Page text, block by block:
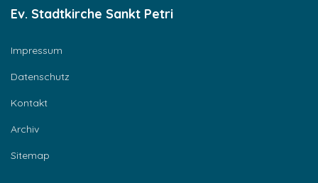
Ev. Stadtkirche Sankt Petri
Impressum
Datenschutz
Kontakt
Archiv
Sitemap